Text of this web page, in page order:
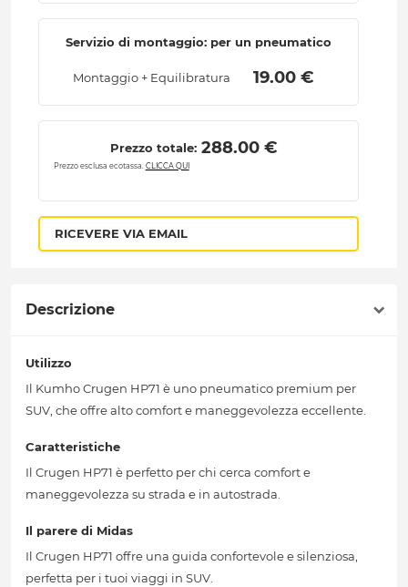
Servizio di montaggio: per un pneumatico
Montaggio + Equilibratura 19.00 €
Prezzo totale: 288.00 €
Prezzo esclusa ecotassa. CLICCA QUI
RICEVERE VIA EMAIL
Descrizione
Utilizzo
Il Kumho Crugen HP71 è uno pneumatico premium per
SUV, che offre alto comfort e maneggevolezza eccellente.
Caratteristiche
Il Crugen HP71 è perfetto per chi cerca comfort e
maneggevolezza su strada e in autostrada.
Il parere di Midas
Il Crugen HP71 offre una guida confortevole e silenziosa,
perfetta per i tuoi viaggi in SUV.